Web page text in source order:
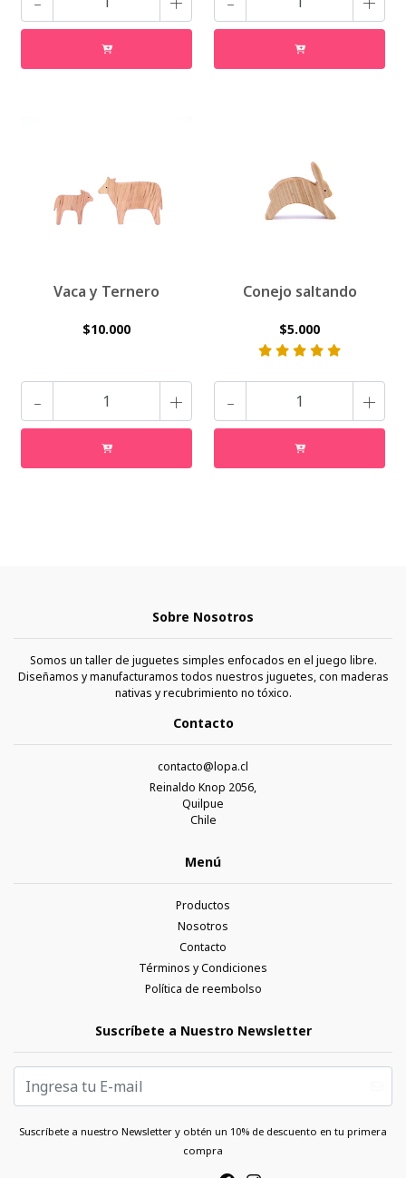
Vaca y Ternero
$10.000
- +
Conejo saltando
$5.000
- +
Sobre Nosotros
Somos un taller de juguetes simples enfocados en el juego libre.
Diseñamos y manufacturamos todos nuestros juguetes, con maderas
nativas y recubrimiento no tóxico.
Contacto
contacto@lopa.cl
Reinaldo Knop 2056,
Quilpue
Chile
Menú
Productos
Nosotros
Contacto
Términos y Condiciones
Política de reembolso
Suscríbete a Nuestro Newsletter
Suscríbete a nuestro Newsletter y obtén un 10% de descuento en tu primera
compra